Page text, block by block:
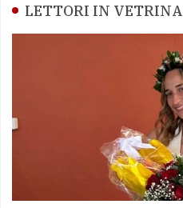
LETTORI IN VETRINA